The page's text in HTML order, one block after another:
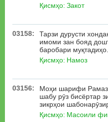
Қисмҳо: Закот
03158:
Тарзи дурусти
имоми зан бояд
баробари
Қисмҳо: Намоз
03156:
Моҳи шарифи
шабу рӯз бисёртар
зикрҳои
Қисмҳо: Масоили